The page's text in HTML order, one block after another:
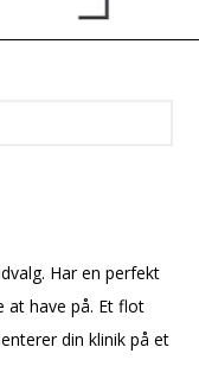
Har en perfekt
at have på. Et flot
din klinik på et